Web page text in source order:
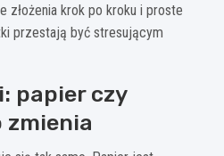
złożenia krok po kroku i proste
przestają być stresującym
papier czy
zmienia